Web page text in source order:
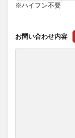
※ハイフン不要
お問い合わせ内容